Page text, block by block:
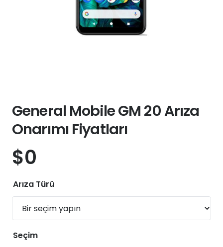
General Mobile GM 20 Arıza
Onarımı Fiyatları
$0
Arıza Türü
Seçim